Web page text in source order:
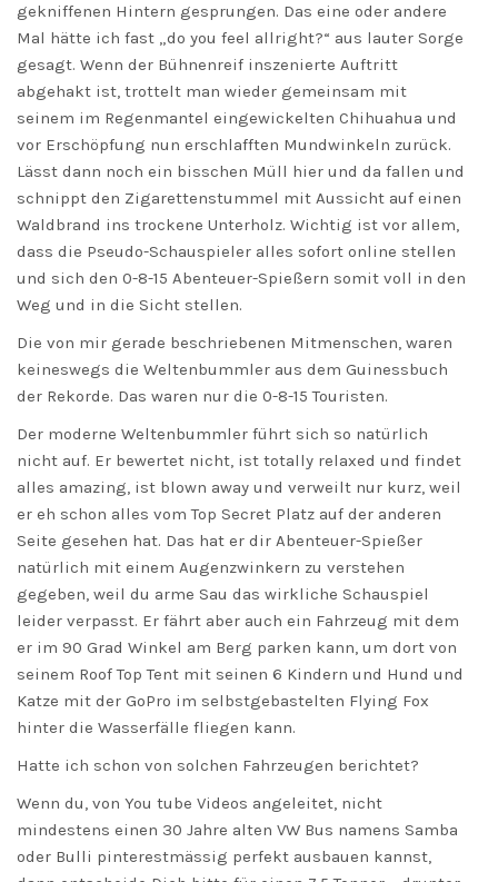
gekniffenen Hintern gesprungen. Das eine oder andere
Mal hätte ich fast „do you feel allright?“ aus lauter Sorge
gesagt. Wenn der Bühnenreif inszenierte Auftritt
abgehakt ist, trottelt man wieder gemeinsam mit
seinem im Regenmantel eingewickelten Chihuahua und
vor Erschöpfung nun erschlafften Mundwinkeln zurück.
Lässt dann noch ein bisschen Müll hier und da fallen und
schnippt den Zigarettenstummel mit Aussicht auf einen
Waldbrand ins trockene Unterholz. Wichtig ist vor allem,
dass die Pseudo-Schauspieler alles sofort online stellen
und sich den 0-8-15 Abenteuer-Spießern somit voll in den
Weg und in die Sicht stellen.
Die von mir gerade beschriebenen Mitmenschen, waren
keineswegs die Weltenbummler aus dem Guinessbuch
der Rekorde. Das waren nur die 0-8-15 Touristen.
Der moderne Weltenbummler führt sich so natürlich
nicht auf. Er bewertet nicht, ist totally relaxed und findet
alles amazing, ist blown away und verweilt nur kurz, weil
er eh schon alles vom Top Secret Platz auf der anderen
Seite gesehen hat. Das hat er dir Abenteuer-Spießer
natürlich mit einem Augenzwinkern zu verstehen
gegeben, weil du arme Sau das wirkliche Schauspiel
leider verpasst. Er fährt aber auch ein Fahrzeug mit dem
er im 90 Grad Winkel am Berg parken kann, um dort von
seinem Roof Top Tent mit seinen 6 Kindern und Hund und
Katze mit der GoPro im selbstgebastelten Flying Fox
hinter die Wasserfälle fliegen kann.
Hatte ich schon von solchen Fahrzeugen berichtet?
Wenn du, von You tube Videos angeleitet, nicht
mindestens einen 30 Jahre alten VW Bus namens Samba
oder Bulli pinterestmässig perfekt ausbauen kannst,